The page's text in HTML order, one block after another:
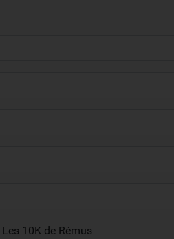
Les 10K de Rémus